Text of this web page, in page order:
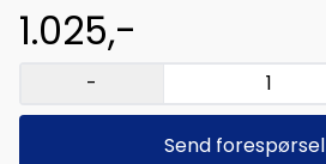
1.025,-
-
Send forespørsel